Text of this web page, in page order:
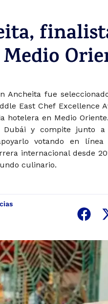
Ancheita fue
East Chef Excellence
hotelera en Medio
Dubái y compite junto a
votando en
internacional desde
culinario.